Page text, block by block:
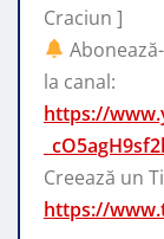
Craciun ]
la canal:
https://
Creează un
https://